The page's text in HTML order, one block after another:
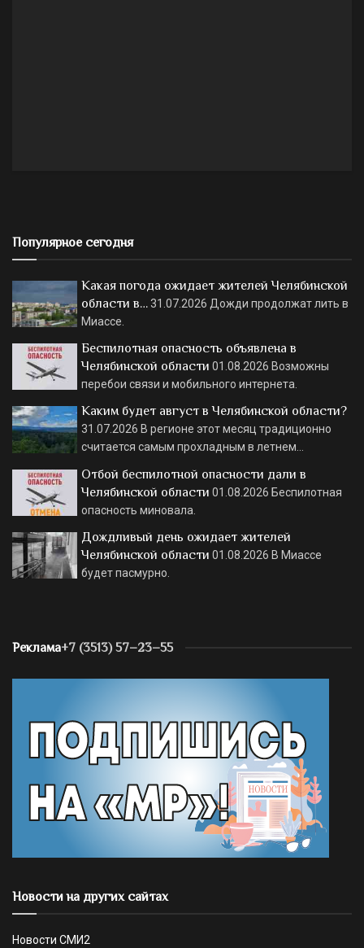
Популярное сегодня
Какая погода ожидает жителей Челябинской
области в…31.07.2026 Дожди продолжат лить в
Миассе.
Беспилотная опасность объявлена в
Челябинской области 01.08.2026 Возможны
перебои связи и мобильного интернета.
Каким будет август в Челябинской области?
31.07.2026 В регионе этот месяц традиционно
считается самым прохладным в летнем…
Отбой беспилотной опасности дали в
Челябинской области 01.08.2026 Беспилотная
опасность миновала.
Дождливый день ожидает жителей
Челябинской области 01.08.2026 В Миассе
будет пасмурно.
Реклама+7 (3513) 57–23–55
Новости на других сайтах
Новости СМИ2